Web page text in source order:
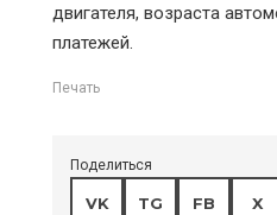
двигателя, возраста
платежей.
Печать
Поделиться
VK TG FB X